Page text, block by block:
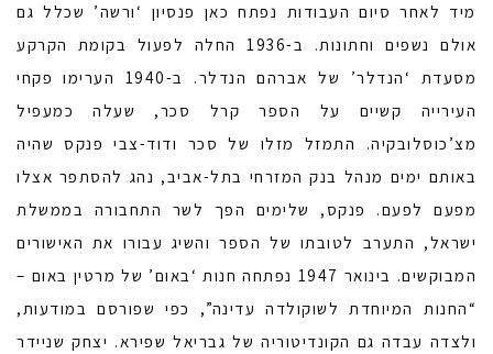
מיד לאחר סיום העבודות נפתח כאן פנסיון ‘ורשה’ שכלל גם
אולם נשפים וחתונות. ב-1936 החלה לפעול בקומת הקרקע
מסעדת ‘הנדלר’ של אברהם הנדלר. ב-1940 הערימו פקחי
העירייה קשיים על הספר קרל סכר, שעלה כמעפיל
מצ’כוסלובקיה. התמזל מזלו של סכר ודוד-צבי פנקס שהיה
באותם ימים מנהל בנק המזרחי בתל-אביב, נהג להסתפר אצלו
מפעם לפעם. פנקס, שלימים הפך לשר התחבורה בממשלת
ישראל, התערב לטובתו של הספר והשיג עבורו את האישורים
המבוקשים. בינואר 1947 נפתחה חנות ‘באום’ של מרטין באום –
“החנות המיוחדת לשוקולדה עדינה”, כפי שפורסם במודעות,
ולצדה עבדה גם הקונדיטוריה של גבריאל שפירא. יצחק שניידר